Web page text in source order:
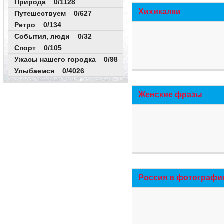
Природа 0/1128
Путешествуем 0/627
Ретро 0/134
События, люди 0/32
Спорт 0/105
Ужасы нашего городка 0/98
Улыбаемся 0/4026
Хихикалки
Женские фразы
Россия в